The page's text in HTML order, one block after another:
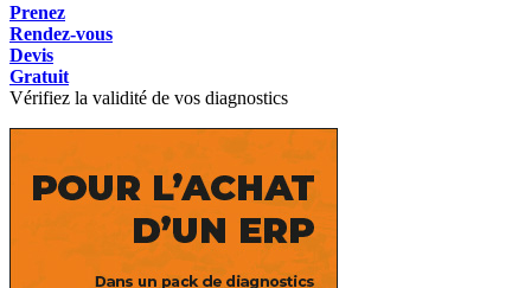
Prenez
Rendez-vous
Devis
Gratuit
Vérifiez la validité de vos diagnostics